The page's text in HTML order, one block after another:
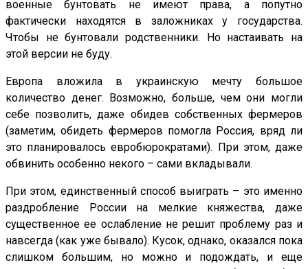
военные бунтовать не имеют права, а попутно
фактически находятся в заложниках у государства.
Чтобы не бунтовали родственники. Но настаивать на
этой версии не буду.
Европа вложила в украинскую мечту большое
количество денег. Возможно, больше, чем они могли
себе позволить, даже обидев собственных фермеров
(заметим, обидеть фермеров помогла Россия, вряд ли
это планировалось евробюрократами). При этом, даже
обвинить особенно некого – сами вкладывали.
При этом, единственный способ выиграть – это именно
раздробление России на мелкие княжества, даже
существенное ее ослабление не решит проблему раз и
навсегда (как уже бывало). Кусок, однако, оказался пока
слишком большим, но можно и подождать, и еще